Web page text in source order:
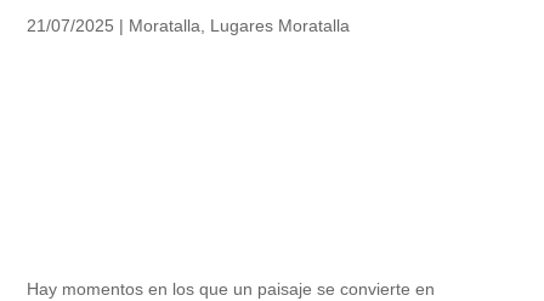
21/07/2025 | Moratalla Lugares Moratalla
Hay momentos en los que un paisaje se convierte en